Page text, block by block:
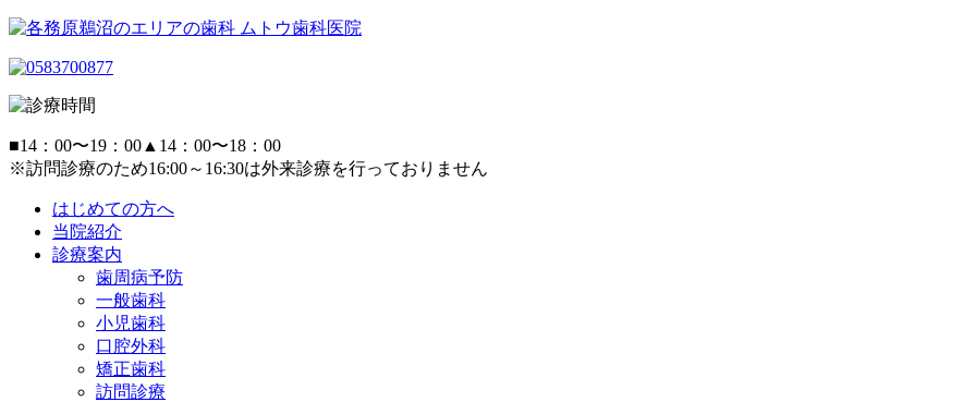
■14：00〜19：00 ▲ 14：00〜18：00
※訪問診療のため16:00～16:30は外来診療を行っておりません
はじめての方へ
当院紹介
診療案内
歯周病予防
一般歯科
小児歯科
口腔外科
矯正歯科
訪問診療